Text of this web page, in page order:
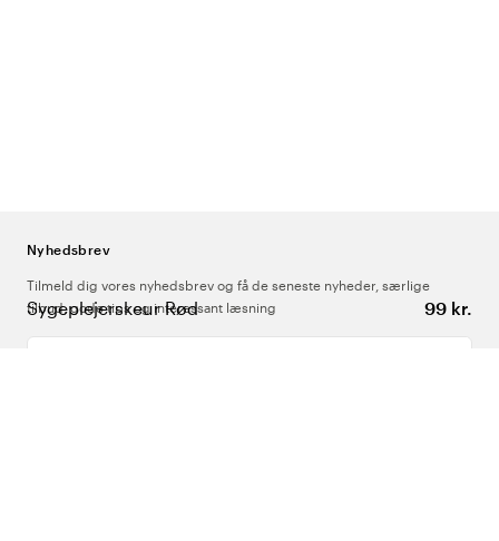
Sygeplejerskeur Rød 99 kr.
Nyhedsbrev
Tilmeld dig vores nyhedsbrev og få de seneste nyheder, særlige
tilbud, gode tips og interessant læsning
Indtast din e-mailadresse